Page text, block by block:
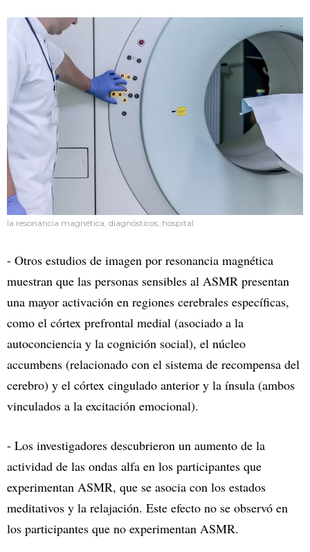
la resonancia magnética, diagnósticos, hospital
- Otros estudios de imagen por resonancia magnética
muestran que las personas sensibles al ASMR presentan
una mayor activación en regiones cerebrales específicas,
como el córtex prefrontal medial (asociado a la
autoconciencia y la cognición social), el núcleo
accumbens (relacionado con el sistema de recompensa del
cerebro) y el córtex cingulado anterior y la ínsula (ambos
vinculados a la excitación emocional).
- Los investigadores descubrieron un aumento de la
actividad de las ondas alfa en los participantes que
experimentan ASMR, que se asocia con los estados
meditativos y la relajación. Este efecto no se observó en
los participantes que no experimentan ASMR.